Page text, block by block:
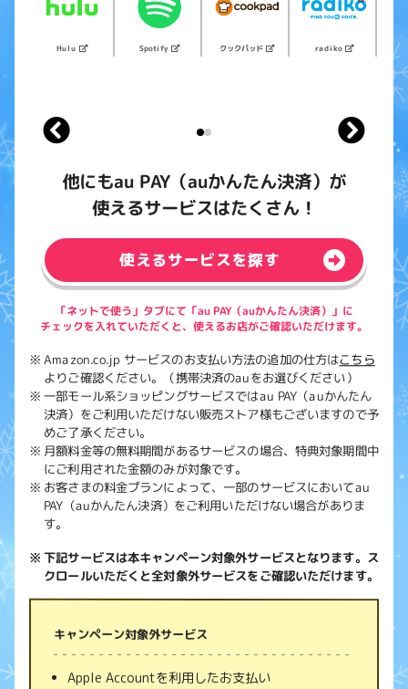
Hulu Spotify クックパッド radiko
他にもau PAY（auかんたん決済）が
使えるサービスはたくさん！
使えるサービスを探す
「ネットで使う」タブにて「au PAY（auかんたん決済）」に
チェックを入れていただくと、使えるお店がご確認いただけます。
Amazon.co.jp サービスのお支払い方法の追加の仕方はこちら
よりご確認ください。（携帯決済のauをお選びください）
一部モール系ショッピングサービスではau PAY（auかんたん
決済）をご利用いただけない販売ストア様もございますので予
めご了承ください。
月額料金等の無料期間があるサービスの場合、特典対象期間中
にご利用された金額のみが対象です。
お客さまの料金プランによって、一部のサービスにおいてau
PAY（auかんたん決済）をご利用いただけない場合がありま
す。
下記サービスは本キャンペーン対象外サービスとなります。 ス
クロールいただくと全対象外サービスをご確認いただけます。
キャンペーン対象外サービス
Apple Accountを利用したお支払い